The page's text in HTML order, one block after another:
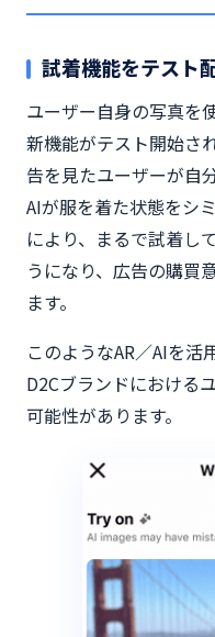
試着機能をテスト
ユーザー自身の写真を
新機能がテスト開始さ
告を見たユーザーが自
AIが服を着た状態をシ
により、まるで試着し
うになり、広告の購買
ます。
このようなAR／AIを活
D2Cブランドにおける
可能性があります。